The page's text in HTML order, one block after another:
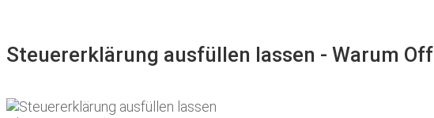
Steuererklärung ausfüllen lassen - Warum